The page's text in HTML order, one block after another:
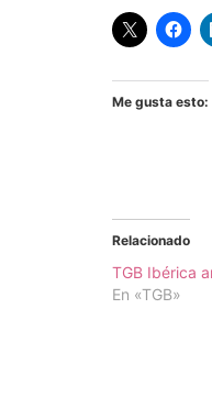
Me gusta esto:
Relacionado
TGB Ibérica
En «TGB»